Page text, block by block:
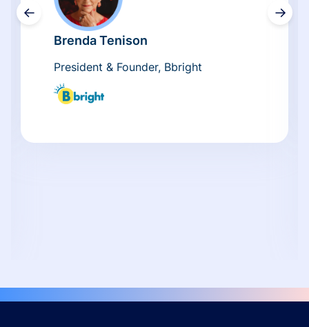
←
Brenda Tenison
President & Founder, Bbright
→